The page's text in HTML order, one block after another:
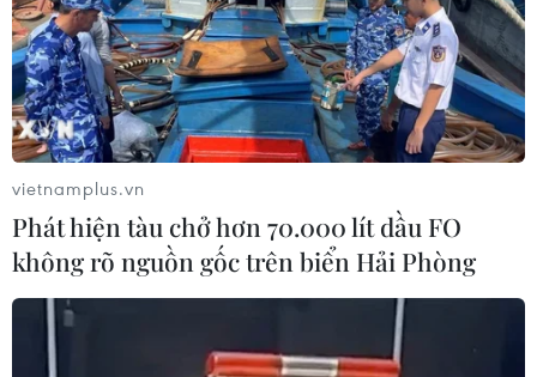
06/09/2021 03:01
Bộ quy tắc ứng xử nghệ sỹ do Bộ Văn hóa, Thể thao và
Du lịch soạn thảo, dự kiến sẽ ban hành thời gian tới, yêu
cầu nghệ sỹ minh bạch từ thiện, không quảng cáo sai
sự thật, có quy tắc ứng xử đúng mực.
vietnamplus.vn
Phát hiện tàu chở hơn 70.000 lít dầu FO
không rõ nguồn gốc trên biển Hải Phòng